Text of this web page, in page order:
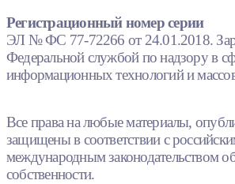
Регистрационный номер серии
ЭЛ № ФС 77-72266 от 24.01.2018.
Федеральной службой по надзору в
информационных технологий и
Все права на любые материалы,
защищены в соответствии с
международным законодательством
собственности.